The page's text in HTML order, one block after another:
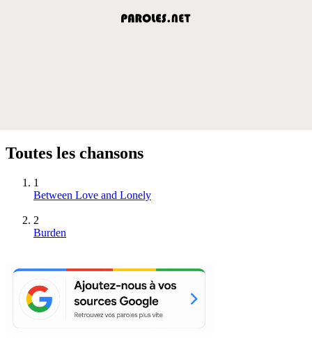
Toutes les chansons
1
Between Love and Lonely
2
Burden